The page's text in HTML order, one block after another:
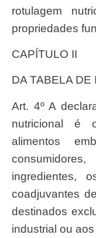
rotulagem
propriedades
CAPÍTULO II
DA TABELA
Art. 4º A declaração da tabela de informação
nutricional é
alimentos
ingredientes,
coadjuvantes
destinados
industrial ou